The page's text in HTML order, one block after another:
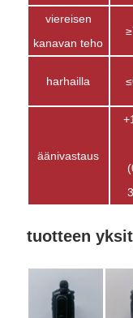
viereisen
kanavan teho
harhailla
äänivastaus
tuotteen